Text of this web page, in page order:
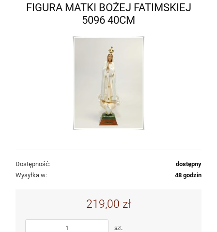
FIGURA MATKI BOŻEJ FATIMSKIEJ
5096 40CM
Dostępność:
dostępny
Wysyłka w:
48 godzin
219,00 zł
szt.